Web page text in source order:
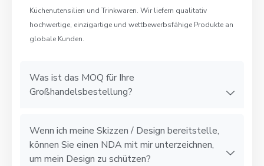
Küchenutensilien und Trinkwaren. Wir liefern qualitativ
hochwertige, einzigartige und wettbewerbsfähige Produkte an
globale Kunden.
Was ist das MOQ für Ihre
Großhandelsbestellung?
Wenn ich meine Skizzen / Design bereitstelle,
können Sie einen NDA mit mir unterzeichnen,
um mein Design zu schützen?